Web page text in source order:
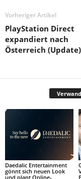
Vorheriger Artikel
PlayStation Direct
expandiert nach
Österreich (Update)
Daedalic Entertainment
gönnt sich neuen Look
und plant Online-